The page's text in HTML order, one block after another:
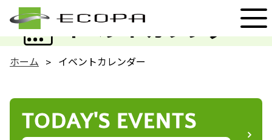
イベントカレンダー
EVENT
ホーム イベントカレンダー
TODAY'S EVENTS